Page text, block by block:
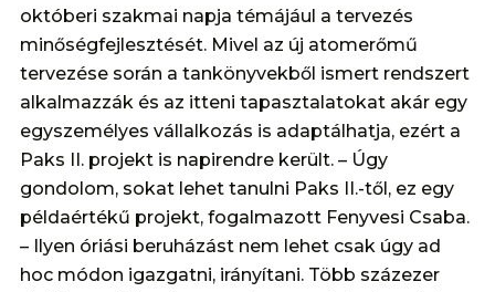
októberi szakmai napja témájául a tervezés
minőségfejlesztését. Mivel az új atomerőmű
tervezése során a tankönyvekből ismert rendszert
alkalmazzák és az itteni tapasztalatokat akár egy
egyszemélyes vállalkozás is adaptálhatja, ezért a
Paks II. projekt is napirendre került. – Úgy
gondolom, sokat lehet tanulni Paks II.-től, ez egy
példaértékű projekt, fogalmazott Fenyvesi Csaba.
– Ilyen óriási beruházást nem lehet csak úgy ad
hoc módon igazgatni, irányítani. Több százezer